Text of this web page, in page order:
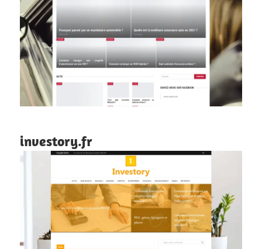
investory.fr